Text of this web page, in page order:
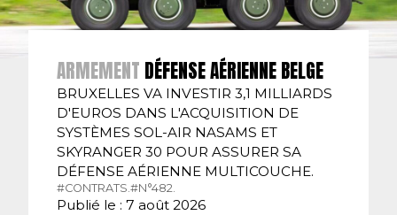
ARMEMENT DÉFENSE AÉRIENNE BELGE
BRUXELLES VA INVESTIR 3,1 MILLIARDS
D'EUROS DANS L'ACQUISITION DE
SYSTÈMES SOL-AIR NASAMS ET
SKYRANGER 30 POUR ASSURER SA
DÉFENSE AÉRIENNE MULTICOUCHE.
#CONTRATS.#N°482.
Publié le : 7 août 2026